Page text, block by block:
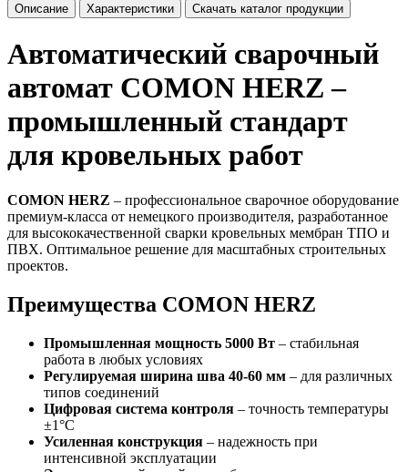
Описание
Характеристики Скачать каталог продукции
Автоматический сварочный
автомат COMON HERZ –
промышленный стандарт
для кровельных работ
COMON HERZ – профессиональное сварочное оборудование
премиум-класса от немецкого производителя, разработанное
для высококачественной сварки кровельных мембран ТПО и
ПВХ. Оптимальное решение для масштабных строительных
проектов.
Преимущества COMON HERZ
Промышленная мощность 5000 Вт – стабильная
работа в любых условиях
Регулируемая ширина шва 40-60 мм – для различных
типов соединений
Цифровая система контроля – точность температуры
±1°C
Усиленная конструкция – надежность при
интенсивной эксплуатации